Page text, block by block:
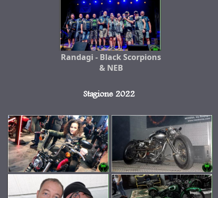
Randagi - Black Scorpions
& NEB
Stagione 2022